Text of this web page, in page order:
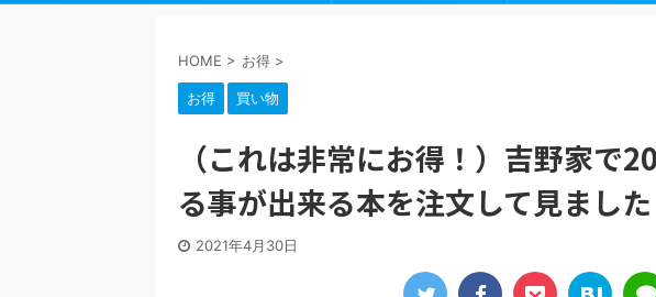
HOME > お得 >
お得 買い物
（これは非常にお得！）吉野家で
る事が出来る本を注文して見ました
2021年4月30日